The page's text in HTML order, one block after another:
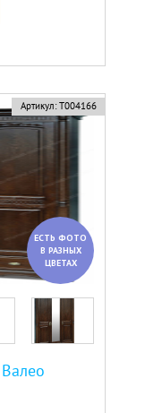
Артикул: Т004166
ЕСТЬ ФОТО
В РАЗНЫХ
ЦВЕТАХ